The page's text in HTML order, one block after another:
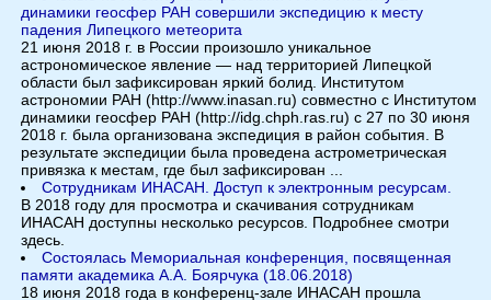
динамики геосфер РАН совершили экспедицию к месту
падения Липецкого метеорита
21 июня 2018 г. в России произошло уникальное
астрономическое явление — над территорией Липецкой
области был зафиксирован яркий болид. Институтом
астрономии РАН (http://www.inasan.ru) совместно с Институтом
динамики геосфер РАН (http://idg.chph.ras.ru) с 27 по 30 июня
2018 г. была организована экспедиция в район события. В
результате экспедиции была проведена астрометрическая
привязка к местам, где был зафиксирован ...
Сотрудникам ИНАСАН. Доступ к электронным ресурсам.
В 2018 году для просмотра и скачивания сотрудникам
ИНАСАН доступны несколько ресурсов. Подробнее смотри
здесь.
Состоялась Мемориальная конференция, посвященная
памяти академика А.А. Боярчука (18.06.2018)
18 июня 2018 года в конференц-зале ИНАСАН прошла